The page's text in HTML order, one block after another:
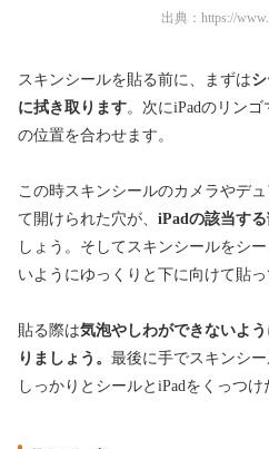
出典： https://
スキンシールを貼る前に、まずは
に拭き取ります。次にiPadのリン
の位置を合わせます。
この時スキンシールのカメラやデ
て開けられた穴が、 iPadの該当す
しょう。そしてスキンシールをシ
いようにゆっくりと下に向けて貼っ
貼る際は気泡やしわができないよ
りましょう。 最後に手でスキンシ
しっかりとシールとiPadをくっつけ